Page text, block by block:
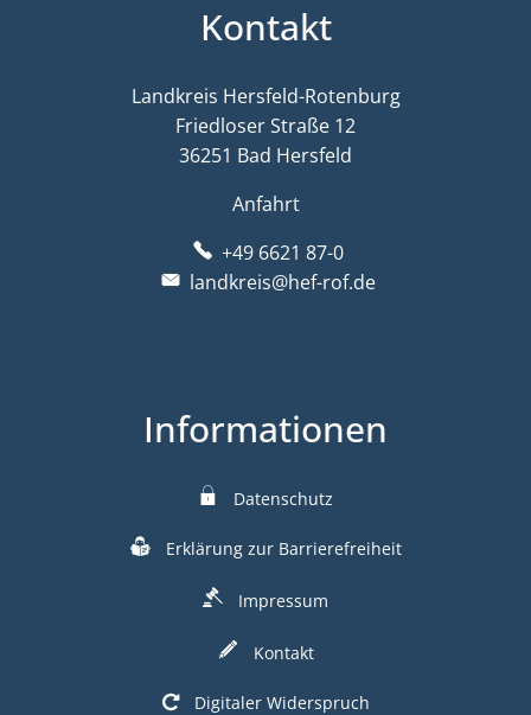
Kontakt
Landkreis Hersfeld-Rotenburg
Friedloser Straße 12
36251 Bad Hersfeld
Anfahrt
+49 6621 87-0
landkreis@hef-rof.de
Informationen
Datenschutz
Erklärung zur Barrierefreiheit
Impressum
Kontakt
Digitaler Widerspruch